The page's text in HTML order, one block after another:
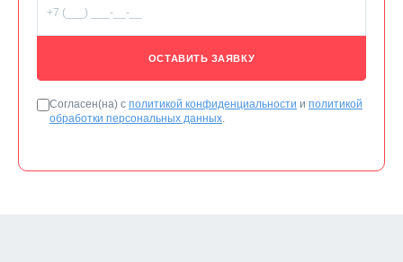
ОСТАВИТЬ ЗАЯВКУ
Согласен(на) с политикой конфиденциальности и политикой
обработки персональных данных